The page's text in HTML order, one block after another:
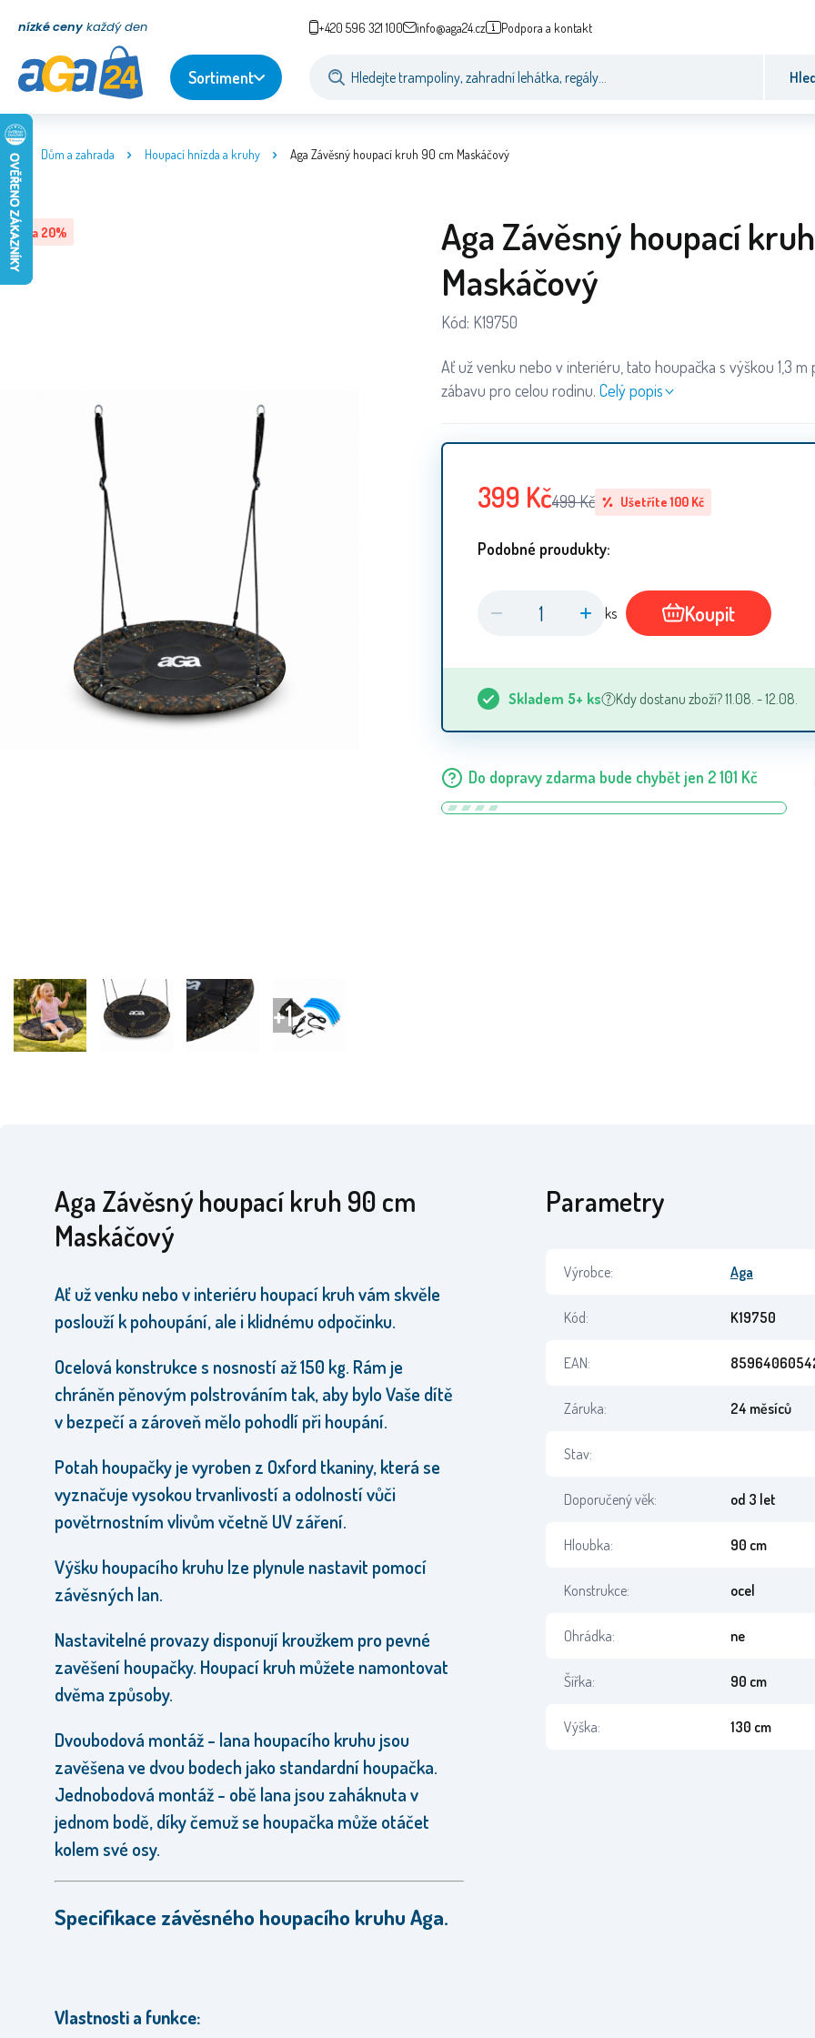
nízké ceny každý den +420 596 321 100 info@aga24.cz Podpora a kontakt
Sortiment
Dům a zahrada Houpací hnízda a kruhy Aga Závěsný houpací kruh 90 cm Maskáčový
Sleva 20%
Aga Závěsný houpací
Maskáčový
Kód: K19750
Ať už venku nebo v interiéru, tato houpačka s výškou 1,3
zábavu pro celou rodinu. Celý popis
399 Kč499Kč Ušetříte 100 Kč
Podobné proudukty:
ks Koupit
Skladem 5+ ks Kdy dostanu zboží? 11.08. - 12.08.
Do dopravy zdarma bude chybět jen 2 101 Kč
Aga Závěsný houpací kruh 90 cm
Maskáčový
Ať už venku nebo v interiéru houpací kruh vám skvěle
poslouží k pohoupání, ale i klidnému odpočinku.
Ocelová konstrukce s nosností až 150 kg. Rám je
chráněn pěnovým polstrováním tak, aby bylo Vaše dítě
v bezpečí a zároveň mělo pohodlí při houpání.
Potah houpačky je vyroben z Oxford tkaniny, která se
vyznačuje vysokou trvanlivostí a odolností vůči
povětrnostním vlivům včetně UV záření.
Výšku houpacího kruhu lze plynule nastavit pomocí
závěsných lan.
Nastavitelné provazy disponují kroužkem pro pevné
zavěšení houpačky. Houpací kruh můžete namontovat
dvěma způsoby.
Dvoubodová montáž - lana houpacího kruhu jsou
zavěšena ve dvou bodech jako standardní houpačka.
Jednobodová montáž - obě lana jsou zaháknuta v
jednom bodě, díky čemuž se houpačka může otáčet
kolem své osy.
Specifikace závěsného houpacího kruhu Aga.
Vlastnosti a funkce:
Parametry
Výrobce: Aga
Kód: K19750
EAN:
Záruka: 24 měsíců
Stav:
Doporučený věk: od 3 let
Hloubka: 90 cm
Konstrukce: ocel
Ohrádka: ne
Šířka: 90 cm
Výška: 130 cm